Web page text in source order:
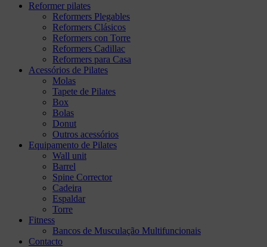
Reformer pilates
Reformers Plegables
Reformers Clásicos
Reformers con Torre
Reformers Cadillac
Reformers para Casa
Acessórios de Pilates
Molas
Tapete de Pilates
Box
Bolas
Donut
Outros acessórios
Equipamento de Pilates
Wall unit
Barrel
Spine Corrector
Cadeira
Espaldar
Torre
Fitness
Bancos de Musculação Multifuncionais
Contacto